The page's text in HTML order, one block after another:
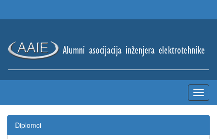
Diplomci